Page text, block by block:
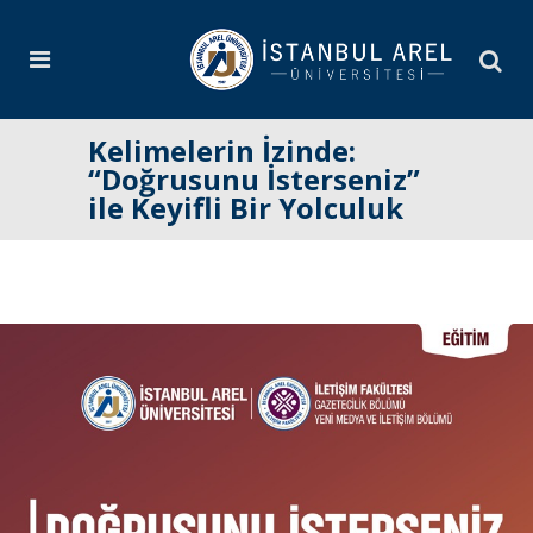
Kelimelerin İzinde:
“Doğrusunu İsterseniz”
ile Keyifli Bir Yolculuk